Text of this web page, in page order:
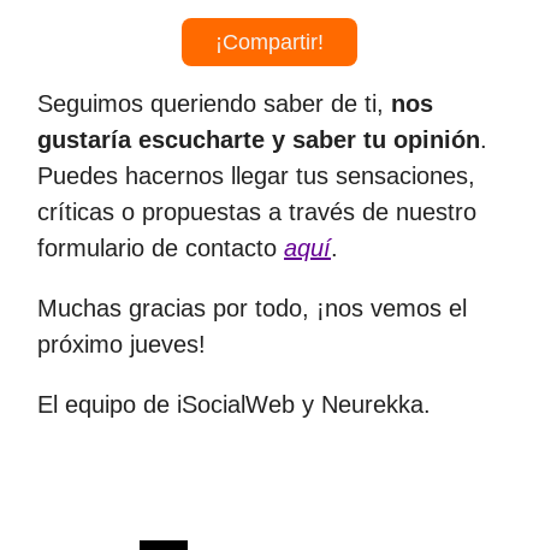
¡Compartir!
Seguimos queriendo saber de ti, nos
gustaría escucharte y saber tu opinión.
Puedes hacernos llegar tus sensaciones,
críticas o propuestas a través de nuestro
formulario de contacto aquí.
Muchas gracias por todo, ¡nos vemos el
próximo jueves!
El equipo de iSocialWeb y Neurekka.